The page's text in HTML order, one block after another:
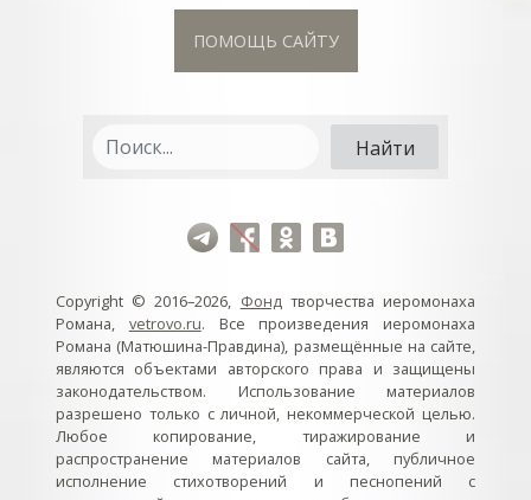
ПОМОЩЬ САЙТУ
Copyright © 2016–2026, Фондтворчества иеромонаха
Романа, vetrovo.ru. Все произведения иеромонаха
Романа (Матюшина-Правдина), размещённые на сайте,
являются объектами авторского права и защищены
законодательством. Использование материалов
разрешено только с личной, некоммерческой целью.
Любое копирование, тиражирование и
распространение материалов сайта, публичное
исполнение стихотворений и песнопений с